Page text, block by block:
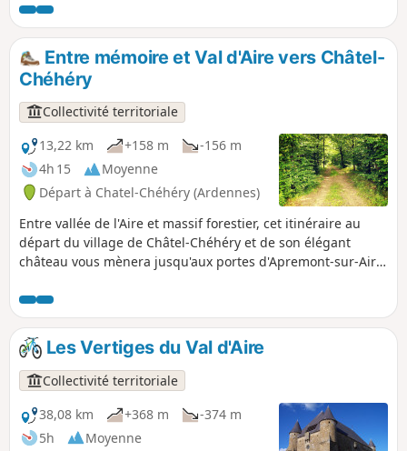
irez de panneau d'informations en panneau d'informations
pour découvrir les principales positions où se sont déroulés
les actes héroïques de York qui sauvèrent le bataillon de
l'anéantissement et conduisirent au retrait allemand de la
Forêt d'Argonne.
Entre mémoire et Val d'Aire vers Châtel-
Chéhéry
Collectivité territoriale
13,22 km
+158 m
-156 m
4h 15
Moyenne
Départ à Chatel-Chéhéry (Ardennes)
Entre vallée de l'Aire et massif forestier, cet itinéraire au
départ du village de Châtel-Chéhéry et de son élégant
château vous mènera jusqu'aux portes d'Apremont-sur-Aire
militaire allemand classé à l'Unesco.
Les Vertiges du Val d'Aire
Collectivité territoriale
38,08 km
+368 m
-374 m
5h
Moyenne